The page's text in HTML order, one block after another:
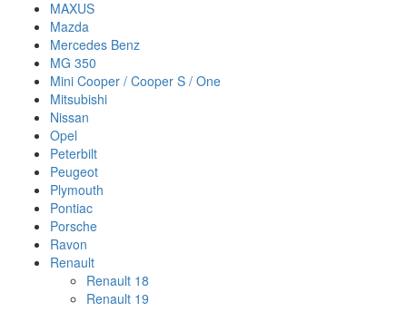
MAXUS
Mazda
Mercedes Benz
MG 350
Mini Cooper / Cooper S / One
Mitsubishi
Nissan
Opel
Peterbilt
Peugeot
Plymouth
Pontiac
Porsche
Ravon
Renault
Renault 18
Renault 19